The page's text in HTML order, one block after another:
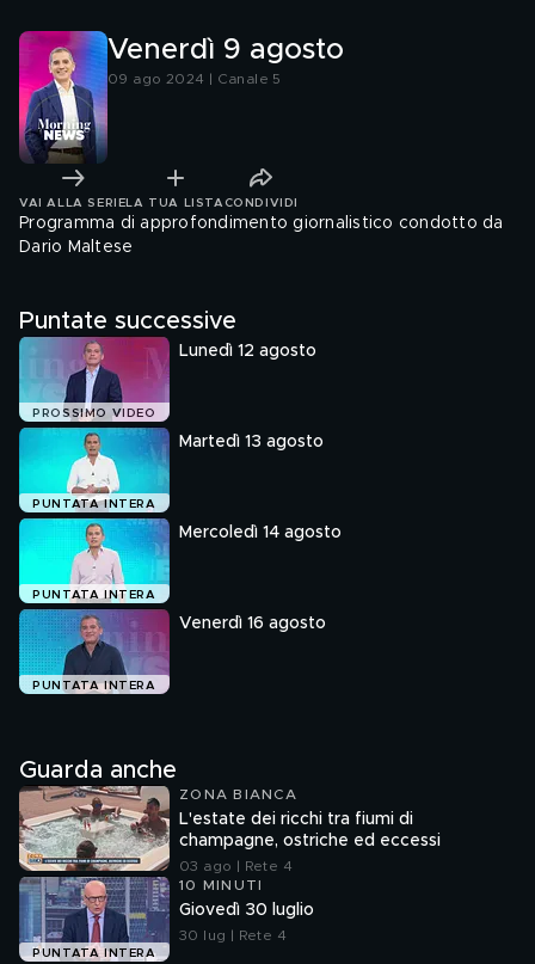
Venerdì 9 agosto
09 ago 2024 | Canale 5
VAI ALLA SERIE LA TUA LISTA CONDIVIDI
Programma di approfondimento giornalistico condotto da
Dario Maltese
Puntate successive
PROSSIMO VIDEO
Lunedì 12 agosto
PUNTATA INTERA
Martedì 13 agosto
PUNTATA INTERA
Mercoledì 14 agosto
PUNTATA INTERA
Venerdì 16 agosto
Guarda anche
ZONA BIANCA
L'estate dei ricchi tra fiumi di
champagne, ostriche ed eccessi
03 ago | Rete 4
PUNTATA INTERA
10 MINUTI
Giovedì 30 luglio
30 lug | Rete 4